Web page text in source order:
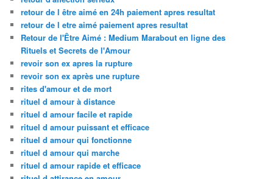
retour de l être aimé en 24h paiement apres resultat
retour de l etre aimé paiement apres resultat
Retour de l'Être Aimé : Medium Marabout en ligne des
Rituels et Secrets de l'Amour
revoir son ex apres la rupture
revoir son ex après une rupture
rites d'amour et de mort
rituel d amour à distance
rituel d amour facile et rapide
rituel d amour puissant et efficace
rituel d amour qui fonctionne
rituel d amour qui marche
rituel d amour rapide et efficace